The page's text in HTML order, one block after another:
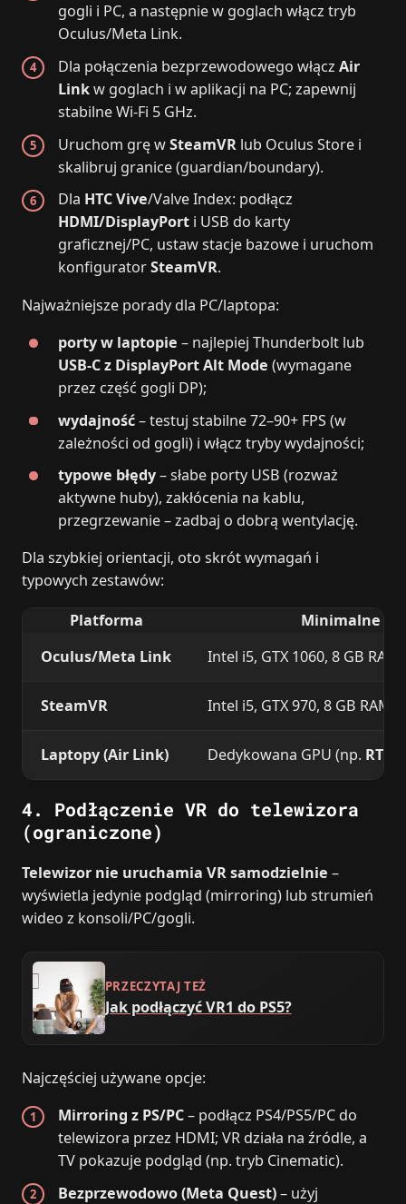
gogli i PC, a następnie w goglach włącz tryb
Oculus/Meta Link.
Dla połączenia bezprzewodowego włączAir
Linkw goglach i w aplikacji na PC; zapewnij
stabilne Wi‑Fi 5 GHz.
Uruchom grę wSteamVR lub Oculus Store i
skalibruj granice (guardian/boundary).
Dla HTC Vive/Valve Index: podłącz
HDMI/DisplayPort i USB do karty
graficznej/PC, ustaw stacje bazowe i uruchom
konfiguratorSteamVR.
Najważniejsze porady dla PC/laptopa:
porty w laptopie – najlepiej Thunderbolt lub
USB‑C z DisplayPort Alt Mode (wymagane
przez część gogli DP);
wydajność– testuj stabilne 72–90+ FPS (w
zależności od gogli) i włącz tryby wydajności;
typowe błędy– słabe porty USB (rozważ
aktywne huby), zakłócenia na kablu,
przegrzewanie – zadbaj o dobrą wentylację.
Dla szybkiej orientacji, oto skrót wymagań i
typowych zestawów:
Platforma
Minimalne
Oculus/Meta Link
Intel i5, GTX 1060, 8 GB RAM
SteamVR Intel i5, GTX 970, 8 GB RAM
Laptopy (Air Link) Dedykowana GPU (np. RTX
4. Podłączenie VR do telewizora
(ograniczone)
Telewizor nie uruchamia VR samodzielnie –
wyświetla jedynie podgląd (mirroring) lub strumień
wideo z konsoli/PC/gogli.
PRZECZYTAJ TEŻ
Jak podłączyć VR1 do PS5?
Najczęściej używane opcje:
Mirroring z PS/PC– podłącz PS4/PS5/PC do
telewizora przez HDMI; VR działa na źródle, a
TV pokazuje podgląd (np. tryb Cinematic).
Bezprzewodowo (Meta Quest)– użyj